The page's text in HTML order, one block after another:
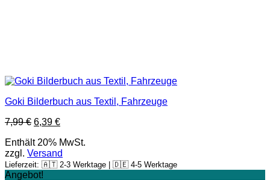
Goki Bilderbuch aus Textil, Fahrzeuge
7,99€ 6,39 €
Enthält 20% MwSt.
zzgl. Versand
Lieferzeit: 🇦🇹 2-3 Werktage | 🇩🇪 4-5 Werktage
Angebot!